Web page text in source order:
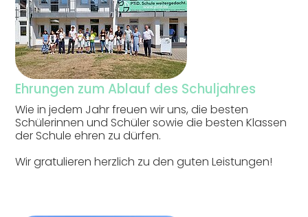
Ehrungen zum Ablauf des Schuljahres
Wie in jedem Jahr freuen wir uns, die besten
Schülerinnen und Schüler sowie die besten Klassen
der Schule ehren zu dürfen.
Wir gratulieren herzlich zu den guten Leistungen!